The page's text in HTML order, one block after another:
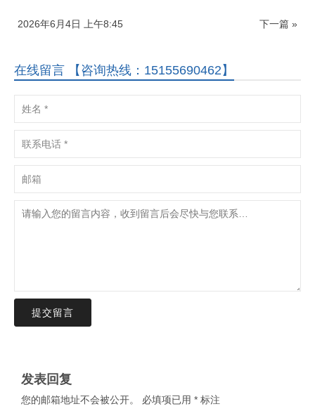
下一篇 »
2026年6月4日 上午8:45
在线留言 【咨询热线：15155690462】
提交留言
发表回复
您的邮箱地址不会被公开。 必填项已用 * 标注